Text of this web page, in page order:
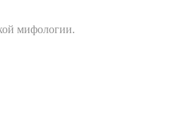
мифологии.